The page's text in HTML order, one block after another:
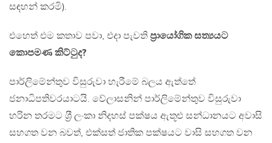
සඳහන් කරමි).
එහෙත් එම කතාව පවා, එදා පැවති ප‍්‍රායෝගික සත්‍යයට
කොපමණ කිට්ටුද?
පාර්ලිමේන්තුව විසුරුවා හැරීමේ බලය ඇත්තේ
ජනාධිපතිවරයාටයි. වේලාසනින් පාර්ලිමේන්තුව විසුරුවා
හරින තරමට ශ‍්‍රී ලංකා නිදහස් පක්ෂය ඇතූළු සන්ධානයට අවාසි
සහගත වන බවත්, එක්සත් ජාතික පක්ෂයට වාසි සහගත වන